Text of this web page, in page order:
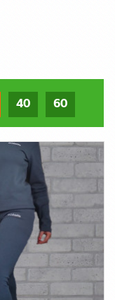
40 60